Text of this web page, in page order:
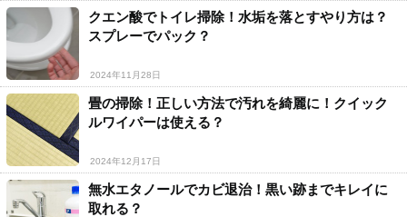
クエン酸でトイレ掃除！水垢を落とすやり方は？
スプレーでパック？
2024年11月28日
畳の掃除！正しい方法で汚れを綺麗に！クイック
ルワイパーは使える？
2024年12月17日
無水エタノールでカビ退治！黒い跡までキレイに
取れる？